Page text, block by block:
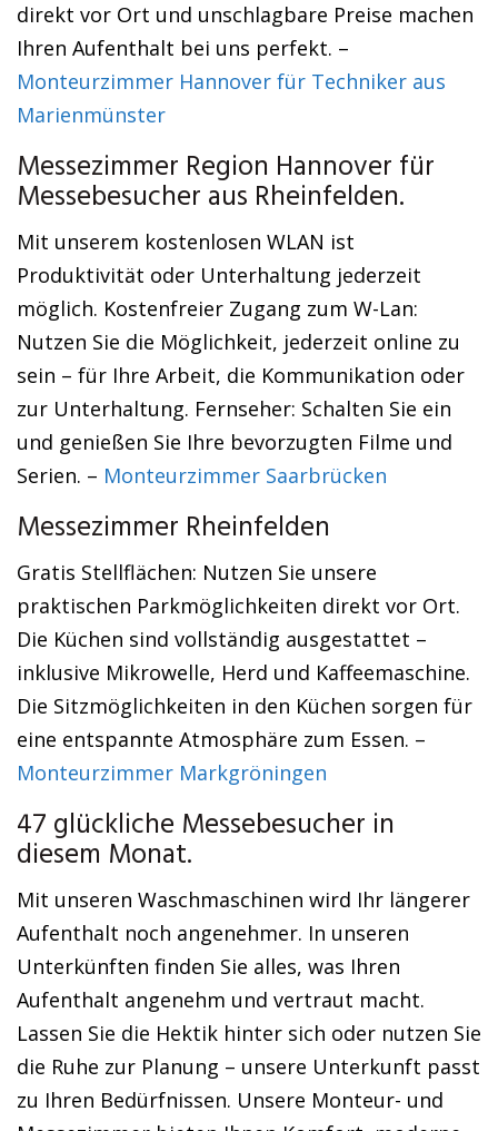
direkt vor Ort und unschlagbare Preise machen
Ihren Aufenthalt bei uns perfekt. –
Monteurzimmer Hannover für Techniker aus
Marienmünster
Messezimmer Region Hannover für
Messebesucher aus Rheinfelden.
Mit unserem kostenlosen WLAN ist
Produktivität oder Unterhaltung jederzeit
möglich. Kostenfreier Zugang zum W-Lan:
Nutzen Sie die Möglichkeit, jederzeit online zu
sein – für Ihre Arbeit, die Kommunikation oder
zur Unterhaltung. Fernseher: Schalten Sie ein
und genießen Sie Ihre bevorzugten Filme und
Serien. – Monteurzimmer Saarbrücken
Messezimmer Rheinfelden
Gratis Stellflächen: Nutzen Sie unsere
praktischen Parkmöglichkeiten direkt vor Ort.
Die Küchen sind vollständig ausgestattet –
inklusive Mikrowelle, Herd und Kaffeemaschine.
Die Sitzmöglichkeiten in den Küchen sorgen für
eine entspannte Atmosphäre zum Essen. –
Monteurzimmer Markgröningen
47 glückliche Messebesucher in
diesem Monat.
Mit unseren Waschmaschinen wird Ihr längerer
Aufenthalt noch angenehmer. In unseren
Unterkünften finden Sie alles, was Ihren
Aufenthalt angenehm und vertraut macht.
Lassen Sie die Hektik hinter sich oder nutzen Sie
die Ruhe zur Planung – unsere Unterkunft passt
zu Ihren Bedürfnissen. Unsere Monteur- und